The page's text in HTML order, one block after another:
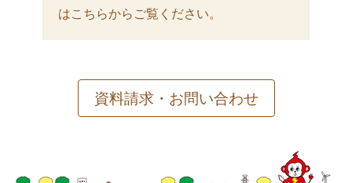
はこちらからご覧ください。
資料請求・お問い合わせ